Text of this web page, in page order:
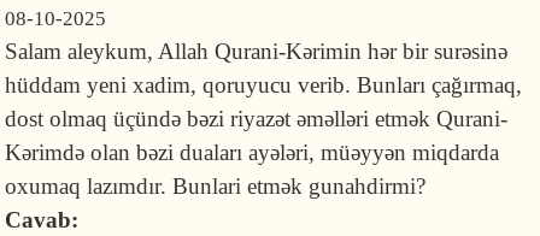
08-10-2025
Salam aleykum, Allah Qurani-Kərimin hər bir surəsinə
hüddam yeni xadim, qoruyucu verib. Bunları çağırmaq,
dost olmaq üçündə bəzi riyazət əməlləri etmək Qurani-
Kərimdə olan bəzi duaları ayələri, müəyyən miqdarda
oxumaq lazımdır. Bunlari etmək gunahdirmi?
Cavab: